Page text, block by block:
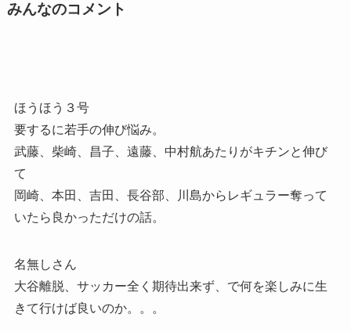
みんなのコメント
ほうほう３号
要するに若手の伸び悩み。
武藤、柴崎、昌子、遠藤、中村航あたりがキチンと伸び
て
岡崎、本田、吉田、長谷部、川島からレギュラー奪って
いたら良かっただけの話。
名無しさん
大谷離脱、サッカー全く期待出来ず、で何を楽しみに生
きて行けば良いのか。。。